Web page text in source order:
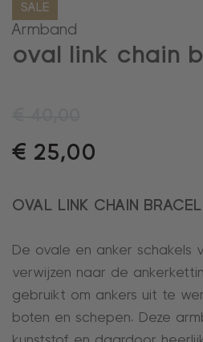
SALE
Armband
oval link chain
€ 25,00
OVAL LINK CHAIN
De ovale en anker schakels
verwijzen naar de
gebruikt om ankers uit te
boten en schepen. Deze